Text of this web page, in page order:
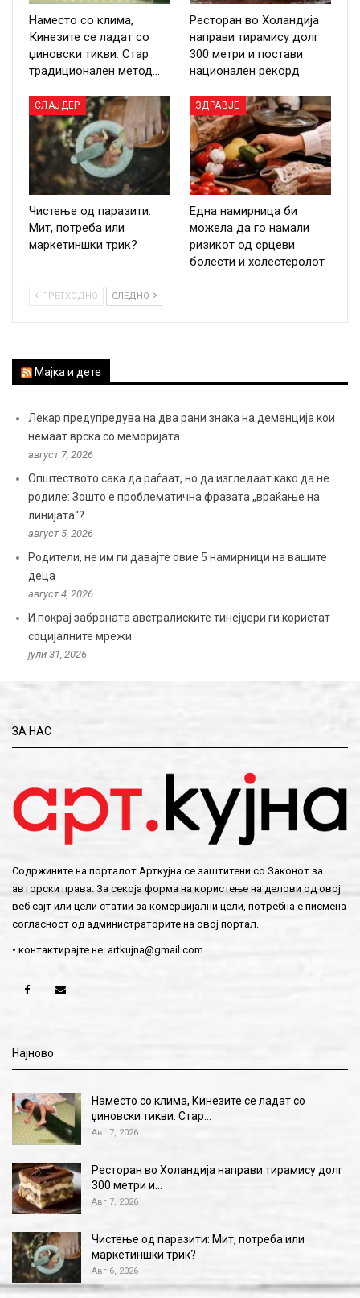
Наместо со клима,
Кинезите се ладат со
џиновски тикви: Стар
традиционален метод…
Ресторан во Холандија
направи тирамису долг
300 метри и постави
национален рекорд
СЛАЈДЕР
Чистење од паразити:
Мит, потреба или
маркетиншки трик?
ЗДРАВЈЕ
Една намирница би
можела да го намали
ризикот од срцеви
болести и холестеролот
ПРЕТХОДНО СЛЕДНО
Мајка и дете
Лекар предупредува на два рани знака на деменција кои
немаат врска со меморијата
август 7, 2026
Општеството сака да раѓаат, но да изгледаат како да не
родиле: Зошто е проблематична фразата „враќање на
линијата“?
август 5, 2026
Родители, не им ги давајте овие 5 намирници на вашите
деца
август 4, 2026
И покрај забраната австралиските тинејџери ги користат
социјалните мрежи
јули 31, 2026
ЗА НАС
Содржините на порталот Арткујна се заштитени со Законот за
авторски права. За секоја форма на користење на делови од овој
веб сајт или цели статии за комерцијални цели, потребна е писмена
согласност од администраторите на овој портал.
• контактирајте не: artkujna@gmail.com
Најново
Наместо со клима, Кинезите се ладат со
џиновски тикви: Стар…
Авг 7, 2026
Ресторан во Холандија направи тирамису долг
300 метри и…
Авг 7, 2026
Чистење од паразити: Мит, потреба или
маркетиншки трик?
Авг 6, 2026